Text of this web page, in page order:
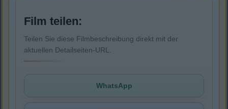
Film teilen:
Teilen Sie diese Filmbeschreibung direkt mit der
aktuellen Detailseiten-URL.
WhatsApp